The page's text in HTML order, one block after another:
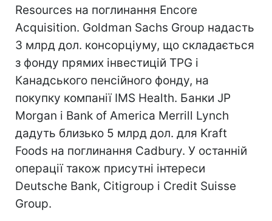
Resources на поглинання Encore
Acquisition. Goldman Sachs Group надасть
3 млрд дол. консорціуму, що складається
з фонду прямих інвестицій TPG і
Канадського пенсійного фонду, на
покупку компанії IMS Health. Банки JP
Morgan і Bank of America Merrill Lynch
дадуть близько 5 млрд дол. для Kraft
Foods на поглинання Cadbury. У останній
операції також присутні інтереси
Deutsche Bank, Citigroup і Credit Suisse
Group.